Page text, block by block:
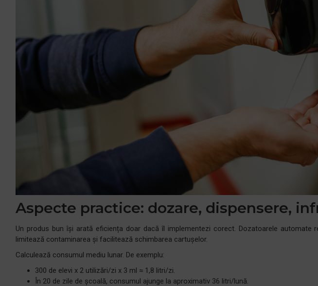
Aspecte practice: dozare, dispensere,
Un produs bun își arată eficiența doar dacă îl implementezi corect. Dozatoarele
limitează contaminarea și facilitează schimbarea cartușelor.
Calculează consumul mediu lunar. De exemplu:
300 de elevi x 2 utilizări/zi x 3 ml ≈ 1,8 litri/zi.
În 20 de zile de școală, consumul ajunge la aproximativ 36 litri/lună.